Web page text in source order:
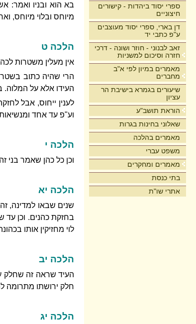
ספרי יסוד ביהדות - קישורים
חיצוניים
דן בארי, ספרי יסוד מעוצבים
ע"פ כתבי יד
זאב לבנוני - חוזר ושונה - דרכי
חזרה וסיכום למשניות
מאמרים במיון לפי א"ב
מחברים
שיעורים בגמרא בישיבת הר
עציון
הוראת תושב"ע
שאלוני בחינות בגרות
מאמרים בהלכה
משפט עברי
מאמרים ומחקרים
בתי כנסת
אתרי שו"ת
בא הוא ובניו ואמר:
מיוחס ובלוי מיוחס,
הלכה ט
אין מעלין משטרות
הרי שהיה כתוב בשטר:
העידו אלא על
לענין ייחוס, אבל
וע"פ עד אחד
הלכה י
וכן כל כהן שאמר בני
הלכה יא
שנים שבאו למדינה, זה
בחזקת כהנים. וכן עד
לוי מחזיקין אותו
הלכה יב
העיד שראה זה שחלק
חלק ירושתו מתרומה
הלכה יג